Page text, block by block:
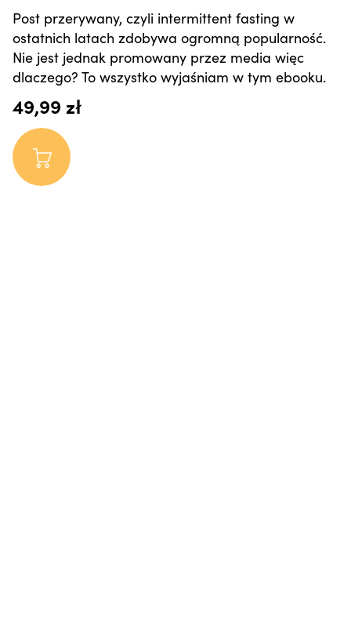
Post przerywany, czyli intermittent fasting w
ostatnich latach zdobywa ogromną popularność.
Nie jest jednak promowany przez media więc
dlaczego? To wszystko wyjaśniam w tym ebooku.
49,99 zł